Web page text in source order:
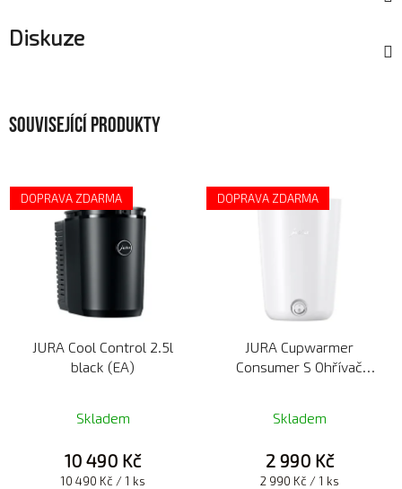
Diskuze
Související produkty
DOPRAVA ZDARMA
JURA Cool Control 2.5l
black (EA)
Skladem
10 490 Kč
Měrná
10 490 Kč / 1 ks
DOPRAVA ZDARMA
JURA Cupwarmer
Consumer S Ohřívač
Skladem
2 990 Kč
Měrná
2 990 Kč / 1 ks